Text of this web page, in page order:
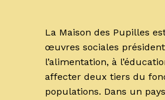
La Maison des Pupilles
œuvres sociales
l’alimentation, à
affecter deux tiers du
populations. Dans un